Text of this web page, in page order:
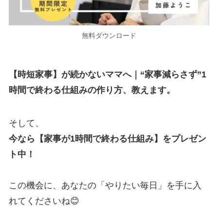
無料ダウンロード
【時短家事】が続かないママへ｜“家事減らさず”1
時間で終わる仕組みの作り方、教えます。
そして、
今なら【家事が1時間で終わる仕組み】をプレゼン
ト中！
この機会に、あなたの「やりたい毎日」を手に入
れてくださいね😊